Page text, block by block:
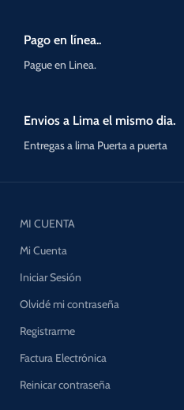
Pago en línea..
Pague en Linea.
Envios a Lima el mismo dia.
Entregas a lima Puerta a puerta
MI CUENTA
Mi Cuenta
Iniciar Sesión
Olvidé mi contraseña
Registrarme
Factura Electrónica
Reinicar contraseña